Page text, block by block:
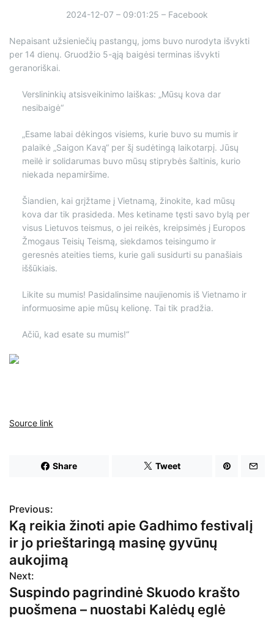
2024-12-07 – 09:01:25 – Facebook
Nepaisant užsieniečių pastangų, joms buvo nurodyta išvykti
per 14 dienų. Gruodžio 5-ąją baigėsi terminas išvykti
geranoriškai.
Verslininkių atsisveikinimo laiškas: „Mūsų kova dar
nesibaigė“
„Esame labai dėkingos visiems, kurie buvo su mumis ir
palaikė „Saigon Kavą“ per šį sudėtingą laikotarpį. Jūsų
meilė ir solidarumas buvo mūsų stiprybės šaltinis, kurio
niekada nepamiršime.
Šiandien, kai grįžtame į Vietnamą, žinokite, kad mūsų
kova dar tik prasideda. Mes ketiname tęsti savo bylą per
visus Lietuvos teismus, o jei reikės, kreipsimės į Europos
Žmogaus Teisių Teismą, siekdamos teisingumo ir
geresnės ateities tiems, kurie gali susidurti su panašiais
iššūkiais.
Likite su mumis! Pasidalinsime naujienomis iš Vietnamo ir
informuosime apie mūsų kelionę. Tai tik pradžia.
Ačiū, kad esate su mumis!“
Source link
Share Tweet
N
a
v
i
g
Previous:
Ką reikia žinoti apie Gadhimo festivalį
ir jo prieštaringą masinę gyvūnų
aukojimą
Next:
Suspindo pagrindinė Skuodo krašto
puošmena – nuostabi Kalėdų eglė